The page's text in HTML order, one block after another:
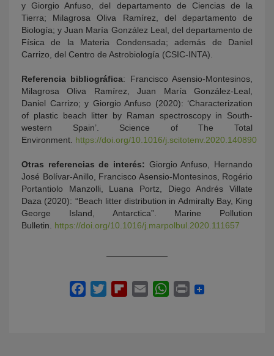
y Giorgio Anfuso, del departamento de Ciencias de la
Tierra; Milagrosa Oliva Ramírez, del departamento de
Biología; y Juan María González Leal, del departamento de
Física de la Materia Condensada; además de Daniel
Carrizo, del Centro de Astrobiología (CSIC-INTA).
Referencia bibliográfica: Francisco Asensio-Montesinos,
Milagrosa Oliva Ramírez, Juan María González-Leal,
Daniel Carrizo; y Giorgio Anfuso (2020): ‘Characterization
of plastic beach litter by Raman spectroscopy in South-
western Spain’. Science of The Total
Environment. https://doi.org/10.1016/j.scitotenv.2020.140890
Otras referencias de interés: Giorgio Anfuso, Hernando
José Bolívar-Anillo, Francisco Asensio-Montesinos, Rogério
Portantiolo Manzolli, Luana Portz, Diego Andrés Villate
Daza (2020): “Beach litter distribution in Admiralty Bay, King
George Island, Antarctica”. Marine Pollution
Bulletin. https://doi.org/10.1016/j.marpolbul.2020.111657